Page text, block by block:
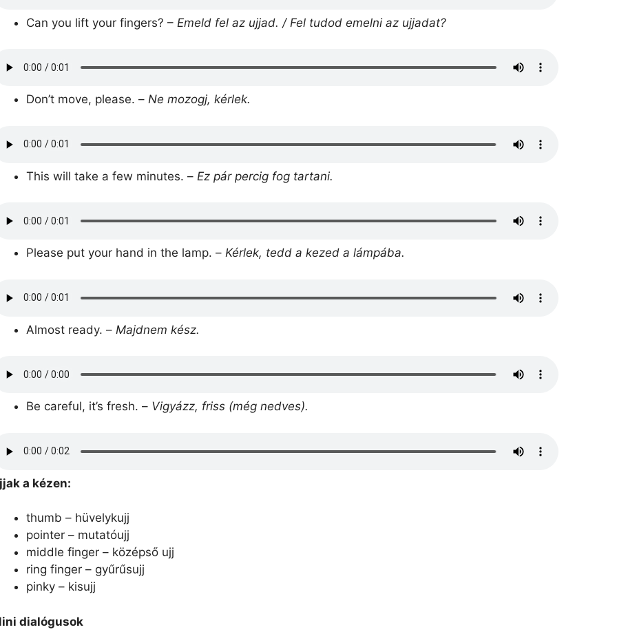
Can you lift your fingers? – Emeld fel az ujjad. / Fel tudod emelni az ujjadat?
Don’t move, please. – Ne mozogj, kérlek.
This will take a few minutes. – Ez pár percig fog tartani.
Please put your hand in the lamp. – Kérlek, tedd a kezed a lámpába.
Almost ready. – Majdnem kész.
Be careful, it’s fresh. – Vigyázz, friss (még nedves).
a kézen:
thumb – hüvelykujj
pointer – mutatóujj
middle finger – középső ujj
ring finger – gyűrűsujj
pinky – kisujj
dialógusok